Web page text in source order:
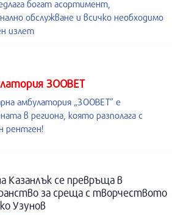
богат асортимент,
обслужване и всичко необходимо
излет
ЗООВЕТ
амбулатория „ЗООВЕТ” е
в региона, която разполага с
рентген!
Казанлък се превръща в
за среща с творчеството
Узунов